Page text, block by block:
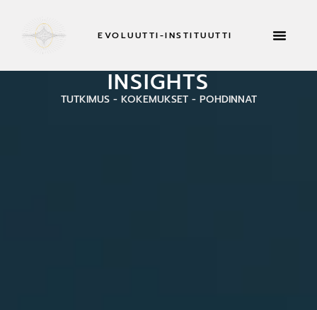
EVOLUUTTI-INSTITUUTTI
INSIGHTS
TUTKIMUS - KOKEMUKSET - POHDINNAT